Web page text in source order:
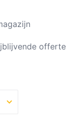
offerte